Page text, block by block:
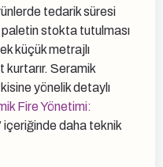
tedarik süresi
stokta tutulması
küçük metrajlı
kurtarır. Seramik
yönelik detaylı
Fire Yönetimi:
içeriğinde daha teknik